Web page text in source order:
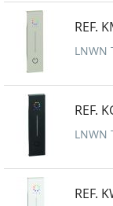
REF.
LNWN
REF.
LNWN
REF.